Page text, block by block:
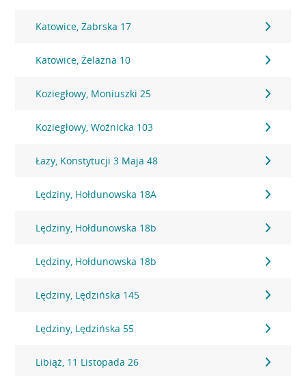
Katowice, Zabrska 17
Katowice, Żelazna 10
Koziegłowy, Moniuszki 25
Koziegłowy, Woźnicka 103
Łazy, Konstytucji 3 Maja 48
Lędziny, Hołdunowska 18A
Lędziny, Hołdunowska 18b
Lędziny, Hołdunowska 18b
Lędziny, Lędzińska 145
Lędziny, Lędzińska 55
Libiąż, 11 Listopada 26